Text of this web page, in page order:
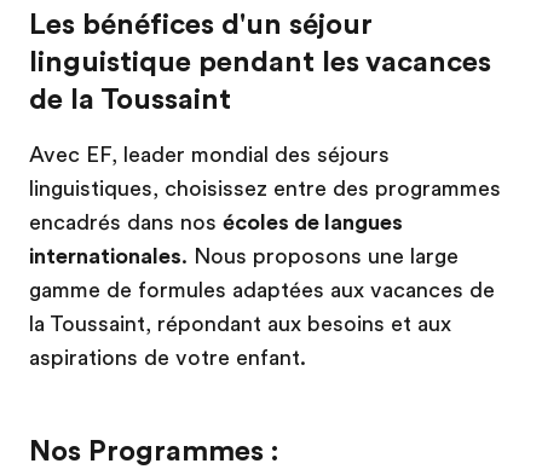
Les bénéfices d'un séjour
linguistique pendant les vacances
de la Toussaint
Avec EF, leader mondial des séjours
linguistiques, choisissez entre des programmes
encadrés dans nos écoles de langues
internationales. Nous proposons une large
gamme de formules adaptées aux vacances de
la Toussaint, répondant aux besoins et aux
aspirations de votre enfant.
Nos Programmes :